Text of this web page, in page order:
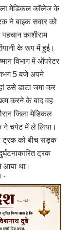
मेडिकल कॉलेज के
ने बाइक सवार को
काशीराम
के रूप में हुई।
विभाग में ऑपरेटर
5 बजे अपने
उसे डाटा जमा कर
करने के बाद वह
जिला मेडिकल
चपेट में ले लिया।
ट्रक को बीच सड़क
ट्रक
आया था।
-